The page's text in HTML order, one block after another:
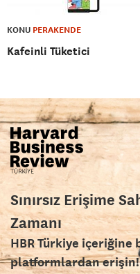
KONU PERAKENDE
Kafeinli Tüketici
Sınırsız Erişime
Zamanı
HBR Türkiye içeriğine
platformlardan erişin!